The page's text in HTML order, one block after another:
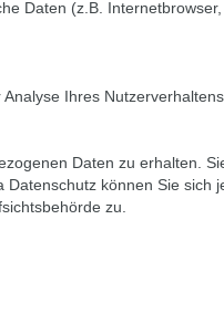
Daten (z.B.
Ihres
Daten zu erhalten.
können Sie sich
zu.